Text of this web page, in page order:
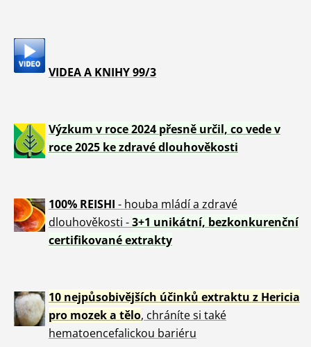
VIDEA A KNIHY 99/3
Výzkum v roce 2024 přesně určil, co vede v
roce 2025 ke zdravé dlouhověkosti
100% REISHI - houba mládí a zdravé
dlouhověkosti -3+1 unikátní, bezkonkurenční
certifikované extrakty
10 nejpůsobivějších účinků extraktu z Hericia
pro mozek a tělo, chráníte si také
hematoencefalickou bariéru